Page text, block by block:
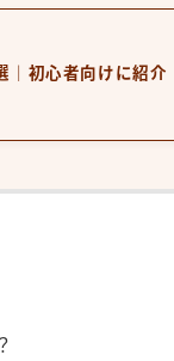
｜初心者向けに紹介